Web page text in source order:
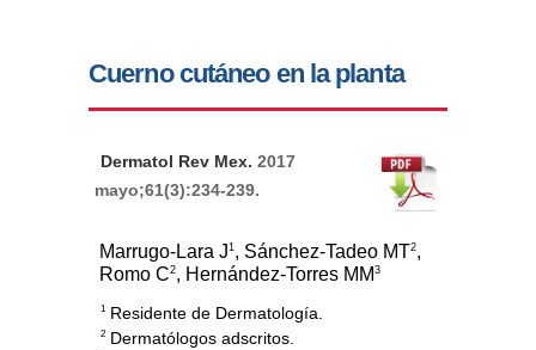
Cuerno cutáneo en la planta
Dermatol Rev Mex. 2017
mayo;61(3):234-239.
Marrugo-Lara J1 , Sánchez-Tadeo MT2,
Romo C2, Hernández-Torres MM 3
1 Residente de Dermatología.
2 Dermatólogos adscritos.